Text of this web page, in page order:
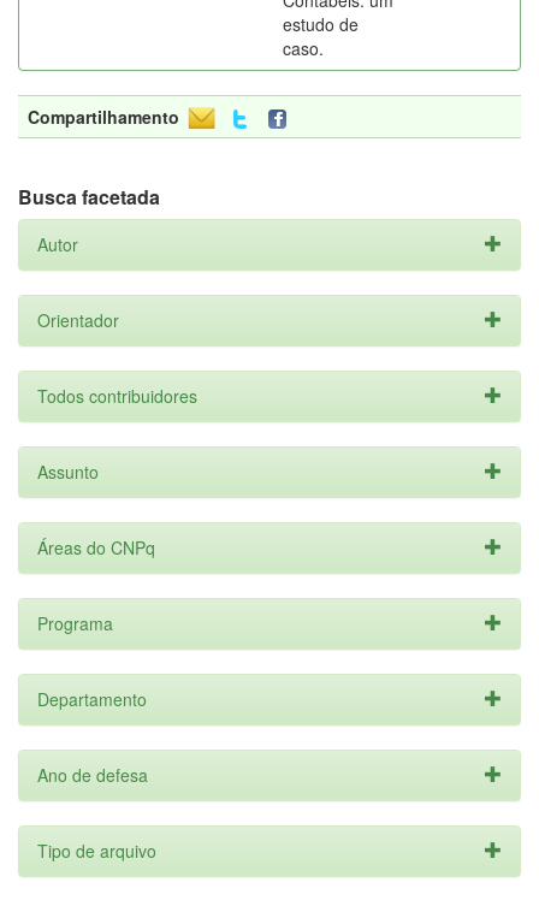
estudo de
caso.
Compartilhamento
Busca facetada
Autor
Orientador
Todos contribuidores
Assunto
Áreas do CNPq
Programa
Departamento
Ano de defesa
Tipo de arquivo